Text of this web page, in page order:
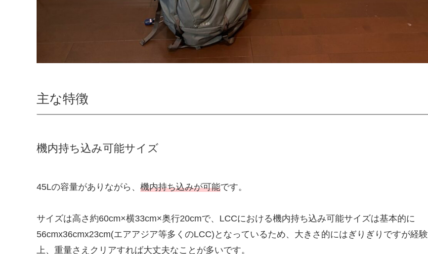
主な特徴
機内持ち込み可能サイズ
45Lの容量がありながら、 機内持ち込みが可能です。
サイズは高さ約60cm×横33cm×奥行20cmで、LCCにおける機内持ち込み可能サイズは基本的に
56cmx36cmx23cm(エアアジア等多くのLCC)となっているため、大きさ的にはぎりぎりですが経験
上、重量さえクリアすれば大丈夫なことが多いです。